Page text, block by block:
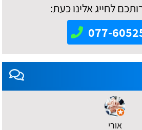
לחייג אלינו כעת:
077-
אורי